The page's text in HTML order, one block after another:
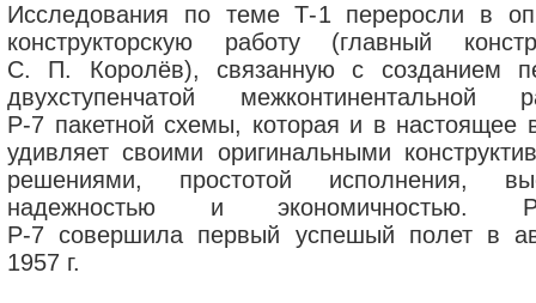
Исследования по теме Т-1 переросли в
конструкторскую работу (главный
С. П. Королёв), связанную с созданием
двухступенчатой межконтинентальной
Р-7 пакетной схемы, которая и в настоящее
удивляет своими оригинальными
решениями, простотой исполнения,
надежностью и экономичностью.
Р-7 совершила первый успешый полет в
1957 г.